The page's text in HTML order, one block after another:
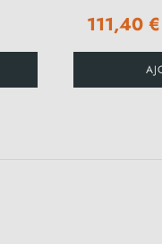
111,40 €